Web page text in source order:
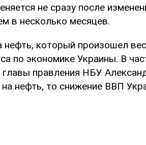
не сразу после
в несколько месяцев.
нефть, который произошел
по экономике Украины. В
главы правления НБУ
нефть, то снижение ВВП